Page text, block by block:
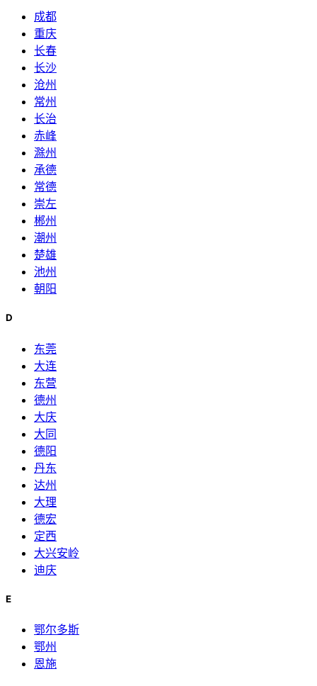
成都
重庆
长春
长沙
沧州
常州
长治
赤峰
滁州
承德
常德
崇左
郴州
潮州
楚雄
池州
朝阳
D
东莞
大连
东营
德州
大庆
大同
德阳
丹东
达州
大理
德宏
定西
大兴安岭
迪庆
E
鄂尔多斯
鄂州
恩施